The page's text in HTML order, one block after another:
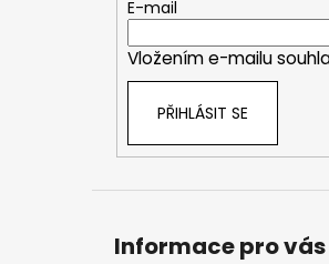
E-mail
Vložením e-mailu
PŘIHLÁSIT SE
Informace pro vás